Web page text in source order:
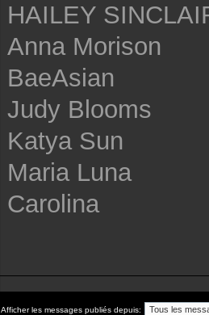
HAILEY
Anna Morison
BaeAsian
Judy Blooms
Katya Sun
Maria Luna
Carolina
Afficher les messages publiés depuis: